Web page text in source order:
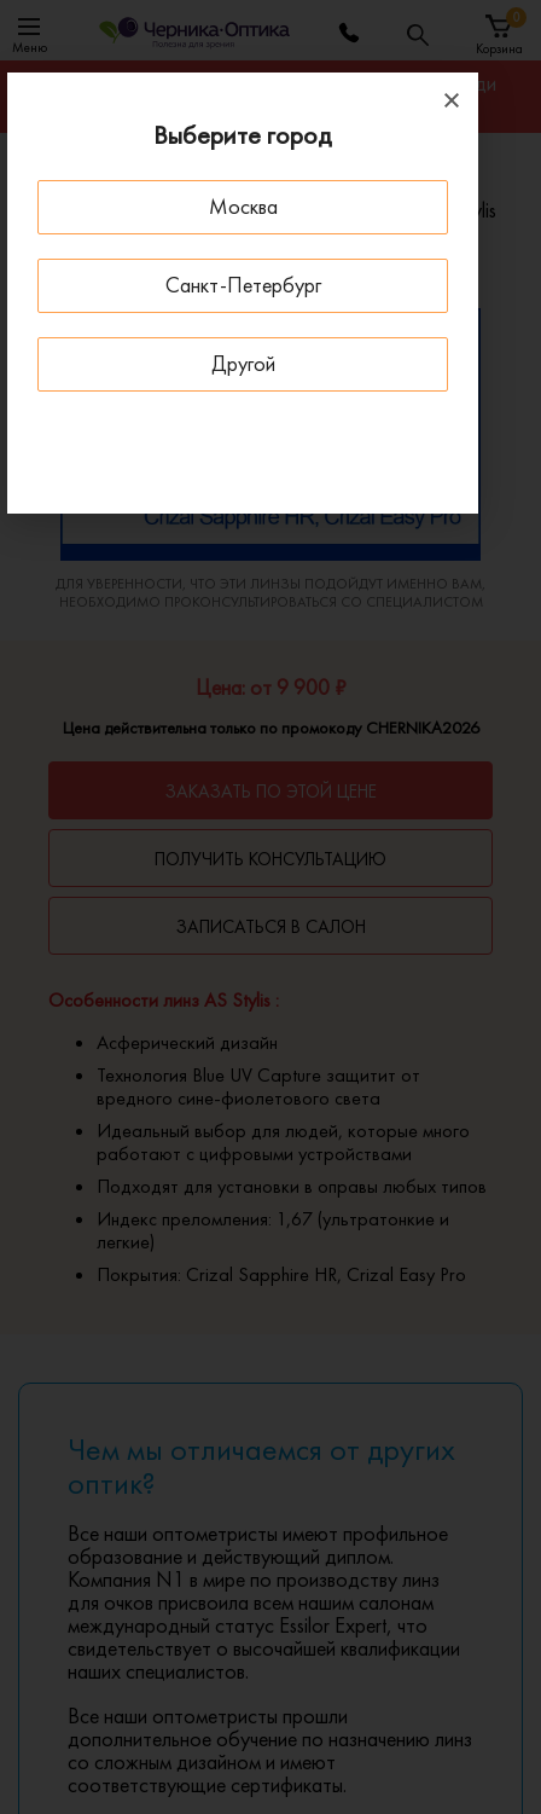
Выберите город
Москва
Санкт-Петербург
Другой
Меню Корзина
0
Гарантируем лучшую цену на линзы для очков среди
Главная
Линзы для очков
Однофокальные асферические линзы Essilor AS Stylis
Однофокальные асферические линзы Essilor AS Stylis
ДЛЯ УВЕРЕННОСТИ, ЧТО ЭТИ ЛИНЗЫ ПОДОЙДУТ ИМЕННО ВАМ,
НЕОБХОДИМО ПРОКОНСУЛЬТИРОВАТЬСЯ СО СПЕЦИАЛИСТОМ
Особенности линз AS Stylis :
Асферический дизайн
Технология Blue UV Capture защитит от
вредного сине-фиолетового света
Идеальный выбор для людей, которые много
работают с цифровыми устройствами
Подходят для установки в оправы любых типов
Индекс преломления: 1,67 (ультратонкие и
легкие)
Покрытия: Crizal Sapphire HR, Crizal Easy Pro
Цена: от 9 900 ₽
Цена действительна только по промокоду CHERNIKA2026
ЗАКАЗАТЬ ПО ЭТОЙ ЦЕНЕ
ПОЛУЧИТЬ КОНСУЛЬТАЦИЮ
ЗАПИСАТЬСЯ В САЛОН
Чем мы отличаемся от других
оптик?
Все наши оптометристы имеют профильное
образование и действующий диплом.
Компания N1 в мире по производству линз
для очков присвоила всем нашим салонам
международный статус Essilor Expert, что
свидетельствует о высочайшей квалификации
наших специалистов.
Все наши оптометристы прошли
дополнительное обучение по назначению линз
со сложным дизайном и имеют
соответствующие сертификаты.